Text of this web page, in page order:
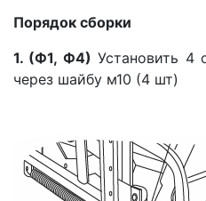
Порядок сборки
1. (Ф1, Ф4) Установить
через шайбу м10 (4 шт)